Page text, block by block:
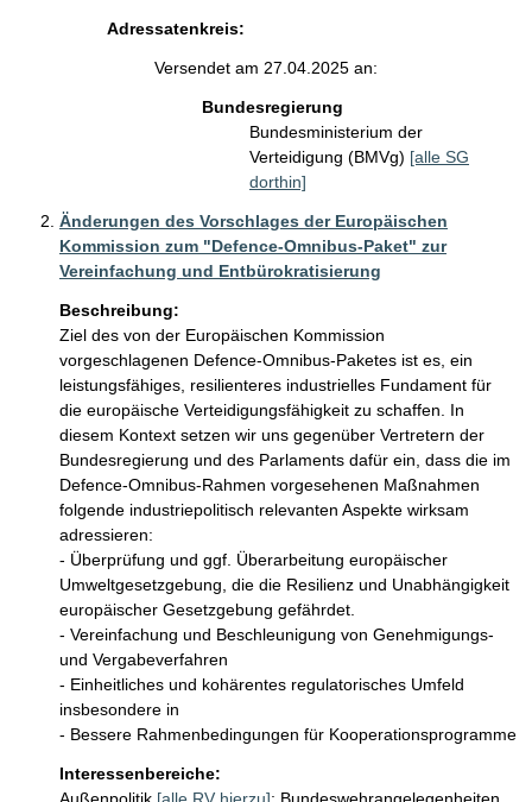
Adressatenkreis:
Versendet am 27.04.2025 an:
Bundesregierung
Bundesministerium der
Verteidigung (BMVg) [alle SG
dorthin]
Änderungen des Vorschlages der Europäischen
Kommission zum "Defence-Omnibus-Paket" zur
Vereinfachung und Entbürokratisierung
Beschreibung:
Ziel des von der Europäischen Kommission
vorgeschlagenen Defence-Omnibus-Paketes ist es, ein
leistungsfähiges, resilienteres industrielles Fundament für
die europäische Verteidigungsfähigkeit zu schaffen. In
diesem Kontext setzen wir uns gegenüber Vertretern der
Bundesregierung und des Parlaments dafür ein, dass die im
Defence-Omnibus-Rahmen vorgesehenen Maßnahmen
folgende industriepolitisch relevanten Aspekte wirksam
adressieren:
- Überprüfung und ggf. Überarbeitung europäischer
Umweltgesetzgebung, die die Resilienz und Unabhängigkeit
europäischer Gesetzgebung gefährdet.
- Vereinfachung und Beschleunigung von Genehmigungs-
und Vergabeverfahren
- Einheitliches und kohärentes regulatorisches Umfeld
insbesondere in
- Bessere Rahmenbedingungen für Kooperationsprogramme
Interessenbereiche: